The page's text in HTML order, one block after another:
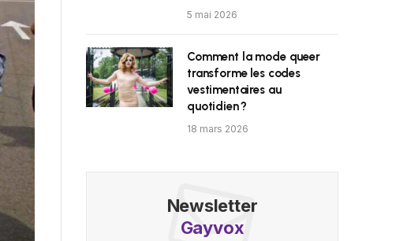
5 mai 2026
Comment la mode queer
transforme les codes
vestimentaires au
quotidien ?
18 mars 2026
Newsletter
Gayvox